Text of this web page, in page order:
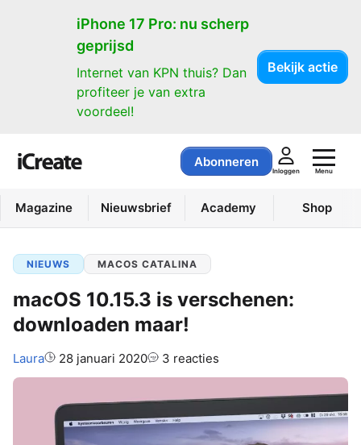
iPhone 17 Pro: nu scherp
geprijsd
Internet van KPN thuis? Dan
profiteer je van extra
voordeel!
Bekijk actie
Abonneren
Inloggen Menu
Magazine Nieuwsbrief Academy Shop
NIEUWS MACOS CATALINA
macOS 10.15.3 is verschenen:
downloaden maar!
Auteur:
Laura 28 januari 2020 3 reacties